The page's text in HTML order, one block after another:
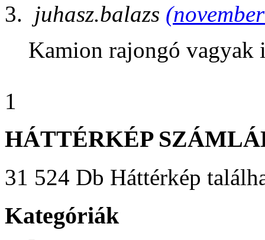
juhasz.balazs
Kamion rajongó vagyak
1
HÁTTÉRKÉP
31 524 Db Háttérkép
Kategóriák